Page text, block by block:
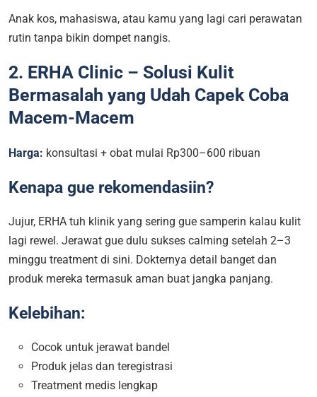
Anak kos, mahasiswa, atau kamu yang lagi cari perawatan
rutin tanpa bikin dompet nangis.
2. ERHA Clinic – Solusi Kulit
Bermasalah yang Udah Capek Coba
Macem-Macem
Harga: konsultasi + obat mulai Rp300–600 ribuan
Kenapa gue rekomendasiin?
Jujur, ERHA tuh klinik yang sering gue samperin kalau kulit
lagi rewel. Jerawat gue dulu sukses calming setelah 2–3
minggu treatment di sini. Dokternya detail banget dan
produk mereka termasuk aman buat jangka panjang.
Kelebihan:
Cocok untuk jerawat bandel
Produk jelas dan teregistrasi
Treatment medis lengkap